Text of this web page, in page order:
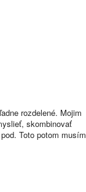
rozdelené. Mojim
skombinovať
Toto potom musím